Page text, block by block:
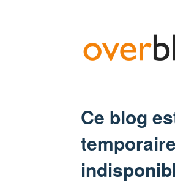
Ce blog